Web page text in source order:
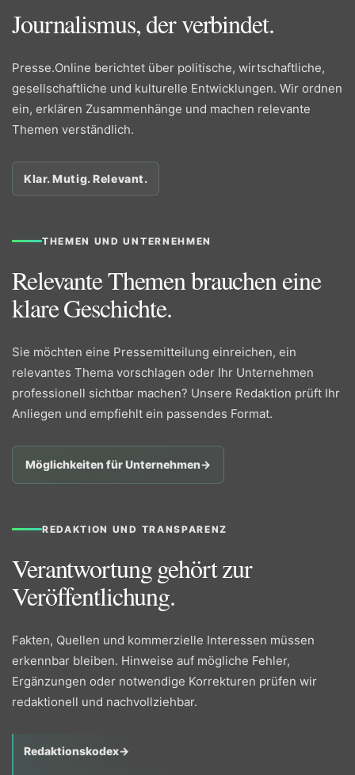
Journalismus, der verbindet.
Presse.Online berichtet über politische, wirtschaftliche,
gesellschaftliche und kulturelle Entwicklungen. Wir ordnen
ein, erklären Zusammenhänge und machen relevante
Themen verständlich.
Klar. Mutig. Relevant.
THEMEN UND UNTERNEHMEN
Relevante Themen brauchen eine
klare Geschichte.
Sie möchten eine Pressemitteilung einreichen, ein
relevantes Thema vorschlagen oder Ihr Unternehmen
professionell sichtbar machen? Unsere Redaktion prüft Ihr
Anliegen und empfiehlt ein passendes Format.
Möglichkeiten für Unternehmen→
REDAKTION UND TRANSPARENZ
Verantwortung gehört zur
Veröffentlichung.
Fakten, Quellen und kommerzielle Interessen müssen
erkennbar bleiben. Hinweise auf mögliche Fehler,
Ergänzungen oder notwendige Korrekturen prüfen wir
redaktionell und nachvollziehbar.
Redaktionskodex→